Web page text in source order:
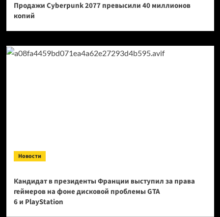
Продажи Cyberpunk 2077 превысили 40 миллионов
копий
Новости
Кандидат в президенты Франции выступил за права
геймеров на фоне дисковой проблемы GTA
6 и PlayStation